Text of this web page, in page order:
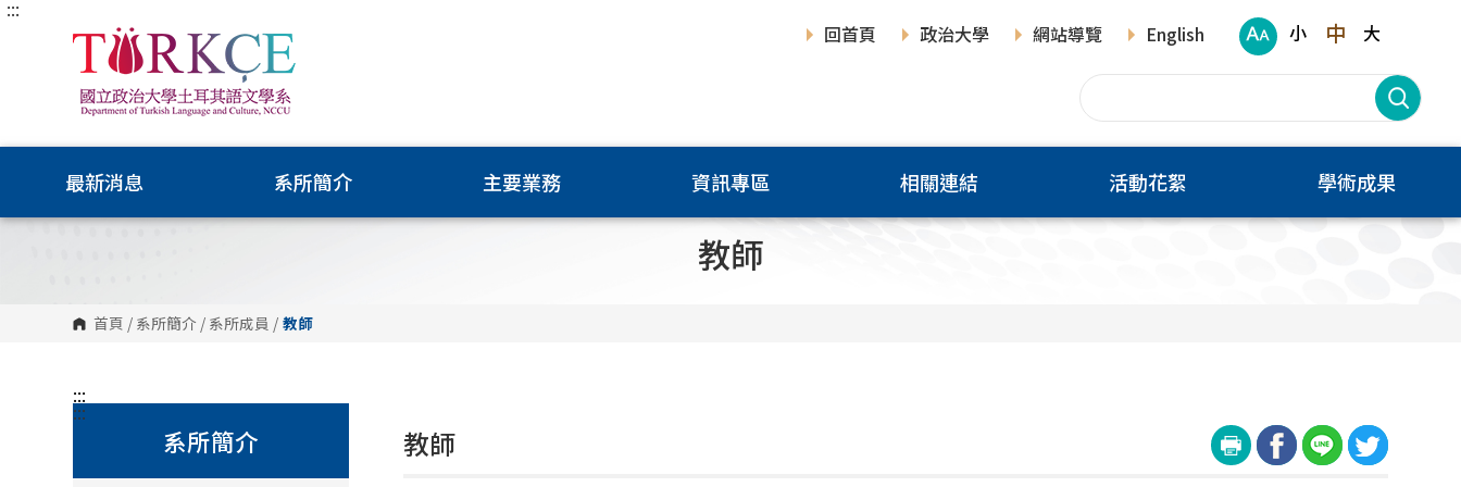
跳
:::
回首頁
政治大學 網站導覽 English 小 中 大
最新消息 系所簡介 主要業務 資訊專區 相關連結 活動花絮 學術成果
教師
首頁 / 系所簡介 / 系所成員 / 教師
:::
系所簡介
:::
教師